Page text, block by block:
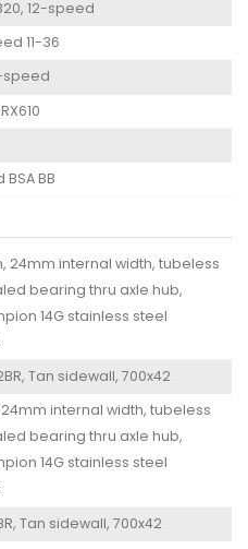
12-speed
11-36
speed
BB
24mm internal width, tubeless
bearing thru axle hub,
14G stainless steel
Tan sidewall, 700x42
24mm internal width, tubeless
bearing thru axle hub,
14G stainless steel
Tan sidewall, 700x42